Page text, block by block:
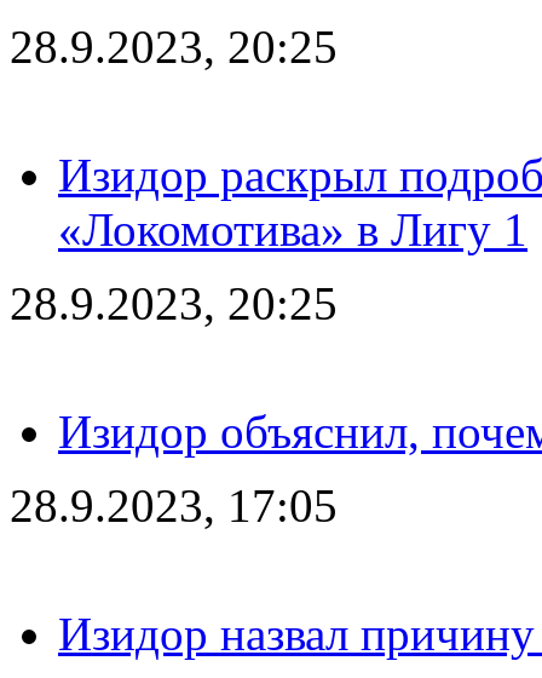
28.9.2023, 20:25
Изидор раскрыл
«Локомотива» в Лигу 1
28.9.2023, 20:25
Изидор объяснил,
28.9.2023, 17:05
Изидор назвал